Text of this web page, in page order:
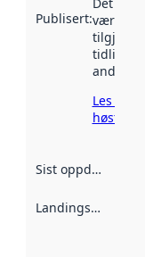
Publisert:vært
tidligere
andre
Les mer
høsting
Sist oppdatert
Landingsside